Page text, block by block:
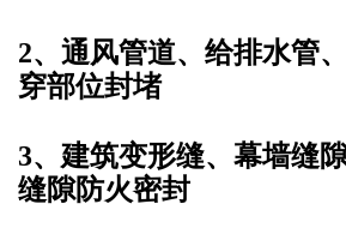
2、通风管道、给排水管
穿部位封堵
3、建筑变形缝、幕墙缝
缝隙防火密封